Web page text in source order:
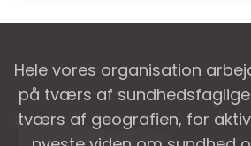
Hele vores organisation
på tværs af
tværs af geografien, for